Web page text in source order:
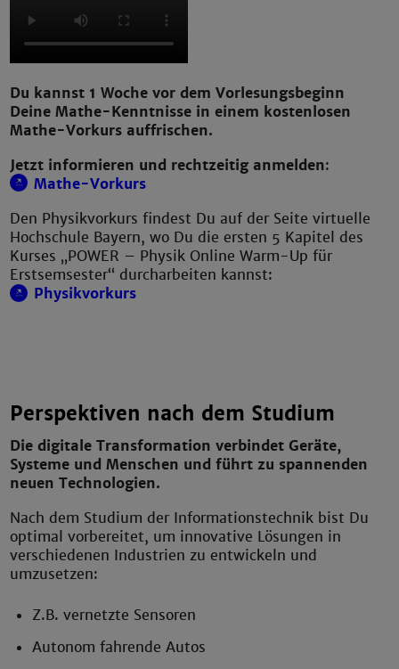
Du kannst 1 Woche vor dem Vorlesungsbeginn
Deine Mathe-Kenntnisse in einem kostenlosen
Mathe-Vorkurs auffrischen.
Jetzt informieren und rechtzeitig anmelden:
Mathe-Vorkurs
Den Physikvorkurs findest Du auf der Seite virtuelle
Hochschule Bayern, wo Du die ersten 5 Kapitel des
Kurses „POWER – Physik Online Warm-Up für
Erstsemsester“ durcharbeiten kannst:
Physikvorkurs
Perspektiven nach dem Studium
Die digitale Transformation verbindet Geräte,
Systeme und Menschen und führt zu spannenden
neuen Technologien.
Nach dem Studium der Informationstechnik bist Du
optimal vorbereitet, um innovative Lösungen in
verschiedenen Industrien zu entwickeln und
umzusetzen:
Z.B. vernetzte Sensoren
Autonom fahrende Autos